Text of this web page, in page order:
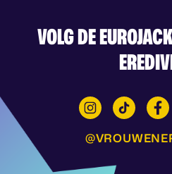
VOLG DE